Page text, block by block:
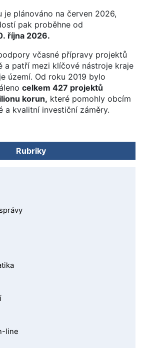
je plánováno na červen 2026,
pak proběhne od
října 2026.
včasné přípravy projektů
a patří mezi klíčové nástroje kraje
území. Od roku 2019 bylo
celkem 427 projektů
korun, které pomohly obcím
a kvalitní investiční záměry.
Rubriky
line